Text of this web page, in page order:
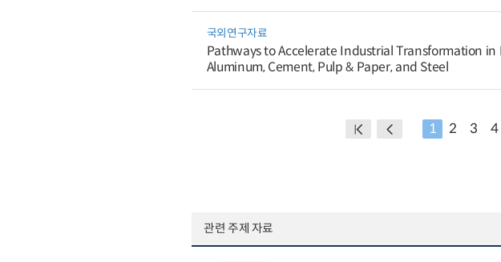
국외연구자료
Pathways to Accelerate Industrial Transformation
Aluminum, Cement, Pulp & Paper, and Steel
1 2 3 4
관련 주제 자료